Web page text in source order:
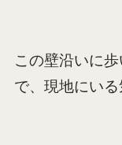
この壁沿いに
で、現地にいる